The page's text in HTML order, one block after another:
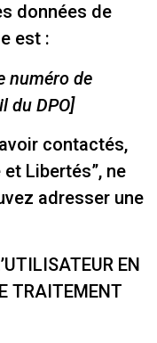
données de
est :
numéro de
du DPO]
contactés,
Libertés”, ne
adresser une
EN
TRAITEMENT